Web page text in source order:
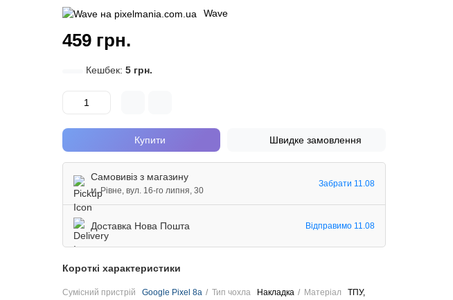
Wave
459 грн.
Кешбек: 5 грн.
Купити Швидке замовлення
Самовивіз з магазину
м. Рівне, вул. 16-го липня, 30
Забрати 11.08
Доставка Нова Пошта Відправимо 11.08
Короткі характеристики
Сумісний пристрій Google Pixel 8a Тип чохла Накладка Матеріал
ТПУ,